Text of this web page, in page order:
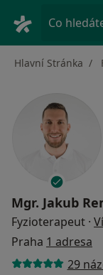
Co
Hlavní Stránka
Mgr. Jakub
Fyzioterapeut ·
Praha 1 adresa
29